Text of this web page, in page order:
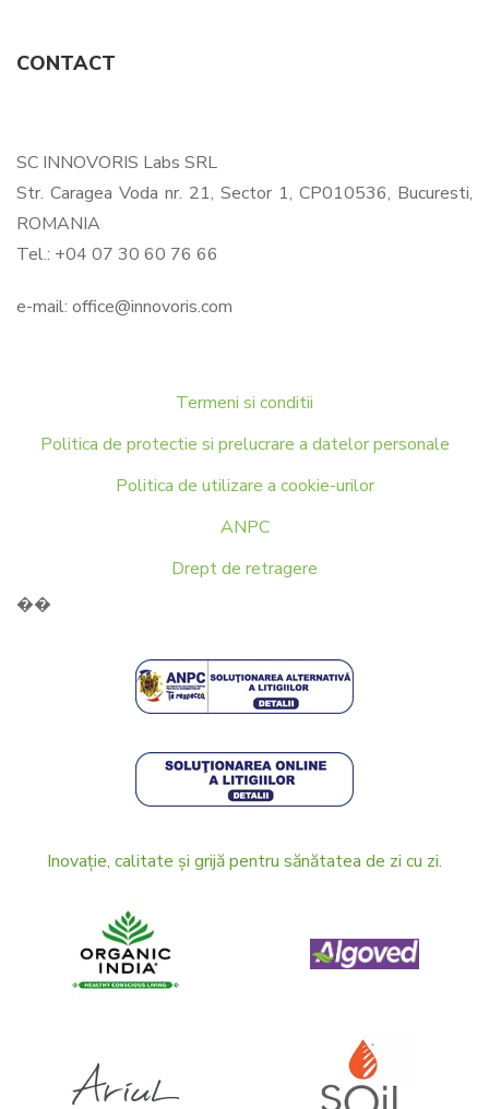
CONTACT
SC INNOVORIS Labs SRL
Str. Caragea Voda nr. 21, Sector 1, CP010536, Bucuresti,
ROMANIA
Tel.: +04 07 30 60 76 66
e-mail: office@innovoris.com
Termeni si conditii
Politica de protectie si prelucrare a datelor personale
Politica de utilizare a cookie-urilor
ANPC
Drept de retragere
��
Inovație, calitate și grijă pentru sănătatea de zi cu zi.